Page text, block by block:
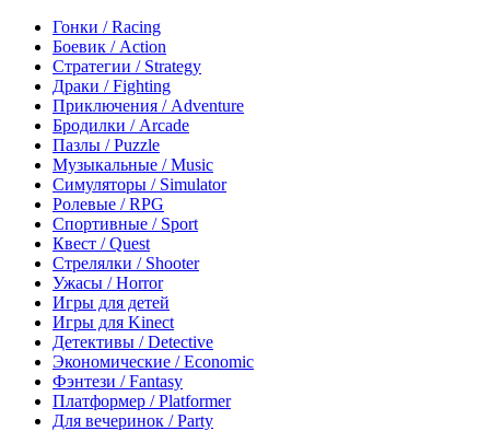
Гонки / Racing
Боевик / Action
Стратегии / Strategy
Драки / Fighting
Приключения / Adventure
Бродилки / Arcade
Пазлы / Puzzle
Музыкальные / Music
Симуляторы / Simulator
Ролевые / RPG
Спортивные / Sport
Квест / Quest
Стрелялки / Shooter
Ужасы / Horror
Игры для детей
Игры для Kinect
Детективы / Detective
Экономические / Economic
Фэнтези / Fantasy
Платформер / Platformer
Для вечеринок / Party